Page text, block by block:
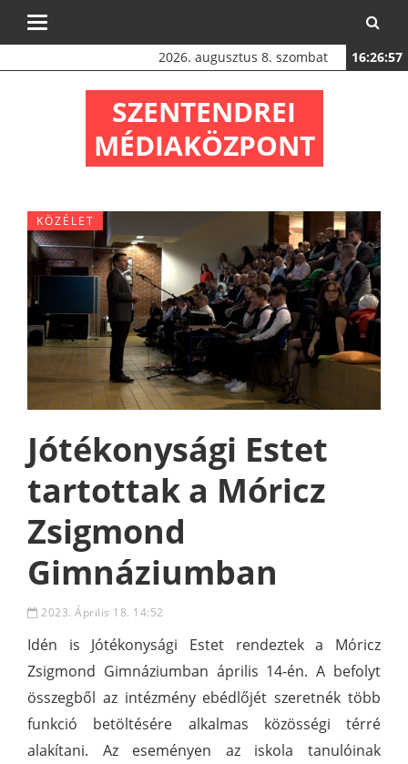
Toggle
2026. augusztus 8. szombat 16:26:57
SZENTENDREI
MÉDIAKÖZPONT
KÖZÉLET
Jótékonysági Estet
tartottak a Móricz
Zsigmond
Gimnáziumban
2023. Április 18. 14:52
Idén is Jótékonysági Estet rendeztek a Móricz
Zsigmond Gimnáziumban április 14-én. A befolyt
összegből az intézmény ebédlőjét szeretnék több
funkció betöltésére alkalmas közösségi térré
alakítani. Az eseményen az iskola tanulóinak